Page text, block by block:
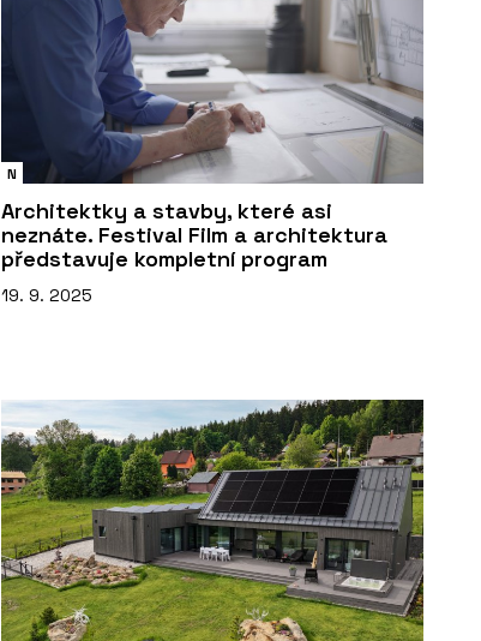
N
Architektky a stavby, které asi
neznáte. Festival Film a architektura
představuje kompletní program
19. 9. 2025